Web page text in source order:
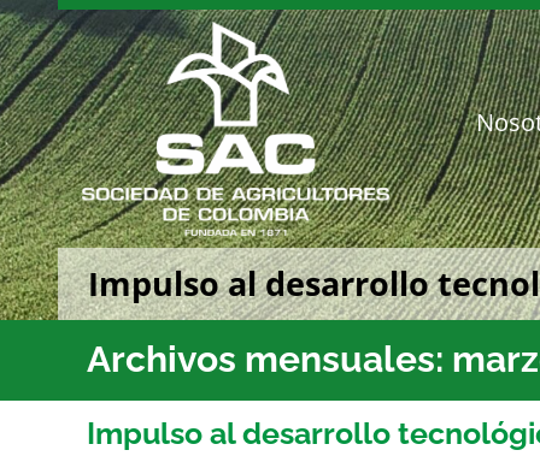
Saltar
al
contenido
Impulso al desarrollo
Archivos mensuales:
Impulso al desarrollo